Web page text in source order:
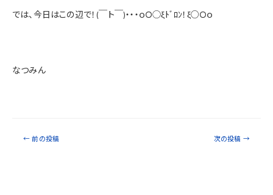
では、今日はこの辺で！(￣ト￣)・・・ｏＯ◯ξﾄﾞﾛﾝ！ξ○Ｏｏ
なつみん
← 前の投稿 次の投稿 →